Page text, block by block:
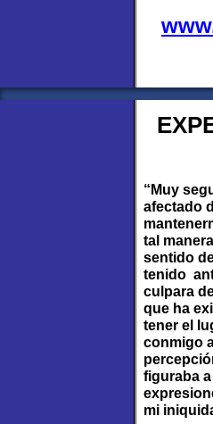
“Muy
afectado
tal
sentido
tenido
culpara
que ha
tener el
conmigo
figuraba
mi